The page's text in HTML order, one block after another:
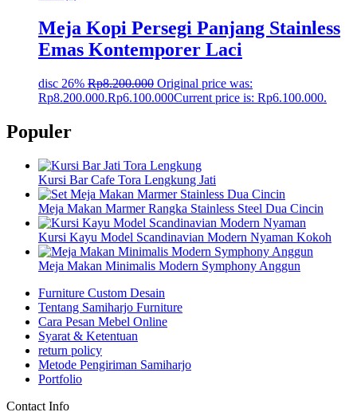
Meja Kopi Persegi Panjang Stainless
Emas Kontemporer Laci
disc 26% Rp8.200.000 Original price was:
Rp8.200.000.Rp6.100.000Current price is: Rp6.100.000.
Populer
Kursi Bar Cafe Tora Lengkung Jati
Meja Makan Marmer Rangka Stainless Steel Dua Cincin
Kursi Kayu Model Scandinavian Modern Nyaman Kokoh
Meja Makan Minimalis Modern Symphony Anggun
Furniture Custom Desain
Tentang Samiharjo Furniture
Cara Pesan Mebel Online
Syarat & Ketentuan
return policy
Metode Pengiriman Samiharjo
Portfolio
Contact Info